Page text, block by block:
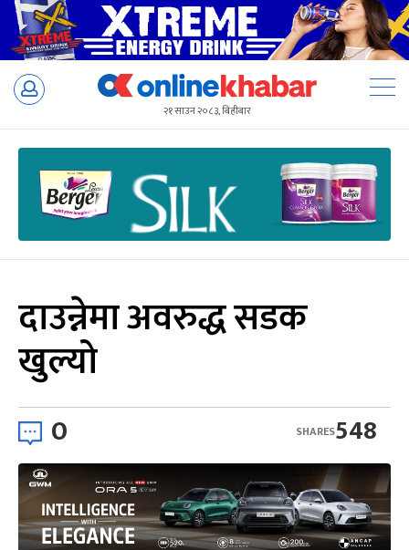
Skip
२१ साउन २०८३, बिहीबार
दाउन्नेमा अवरुद्ध सडक
खुल्यो
0 548
SHARES